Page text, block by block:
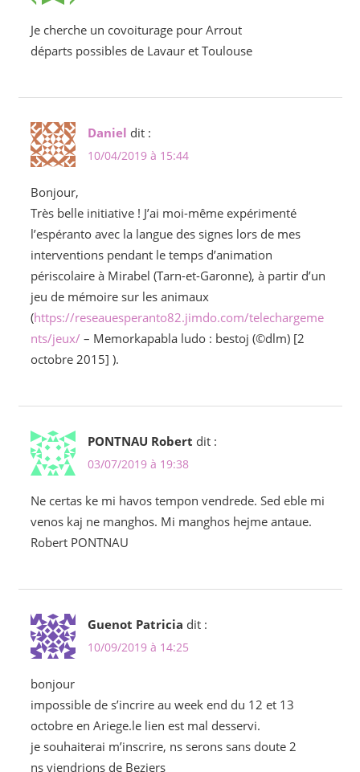
Je cherche un covoiturage pour Arrout
départs possibles de Lavaur et Toulouse
Daniel dit :
10/04/2019 à 15:44
Bonjour,
Très belle initiative ! J’ai moi-même expérimenté
l’espéranto avec la langue des signes lors de mes
interventions pendant le temps d’animation
périscolaire à Mirabel (Tarn-et-Garonne), à partir d’un
jeu de mémoire sur les animaux
(https://reseauesperanto82.jimdo.com/telechargeme
nts/jeux/– Memorkapabla ludo : bestoj (©dlm) [2
octobre 2015] ).
PONTNAU Robert dit :
03/07/2019 à 19:38
Ne certas ke mi havos tempon vendrede. Sed eble mi
venos kaj ne manghos. Mi manghos hejme antaue.
Robert PONTNAU
Guenot Patricia dit :
10/09/2019 à 14:25
bonjour
impossible de s’incrire au week end du 12 et 13
octobre en Ariege.le lien est mal desservi.
je souhaiterai m’inscrire, ns serons sans doute 2
ns viendrions de Beziers